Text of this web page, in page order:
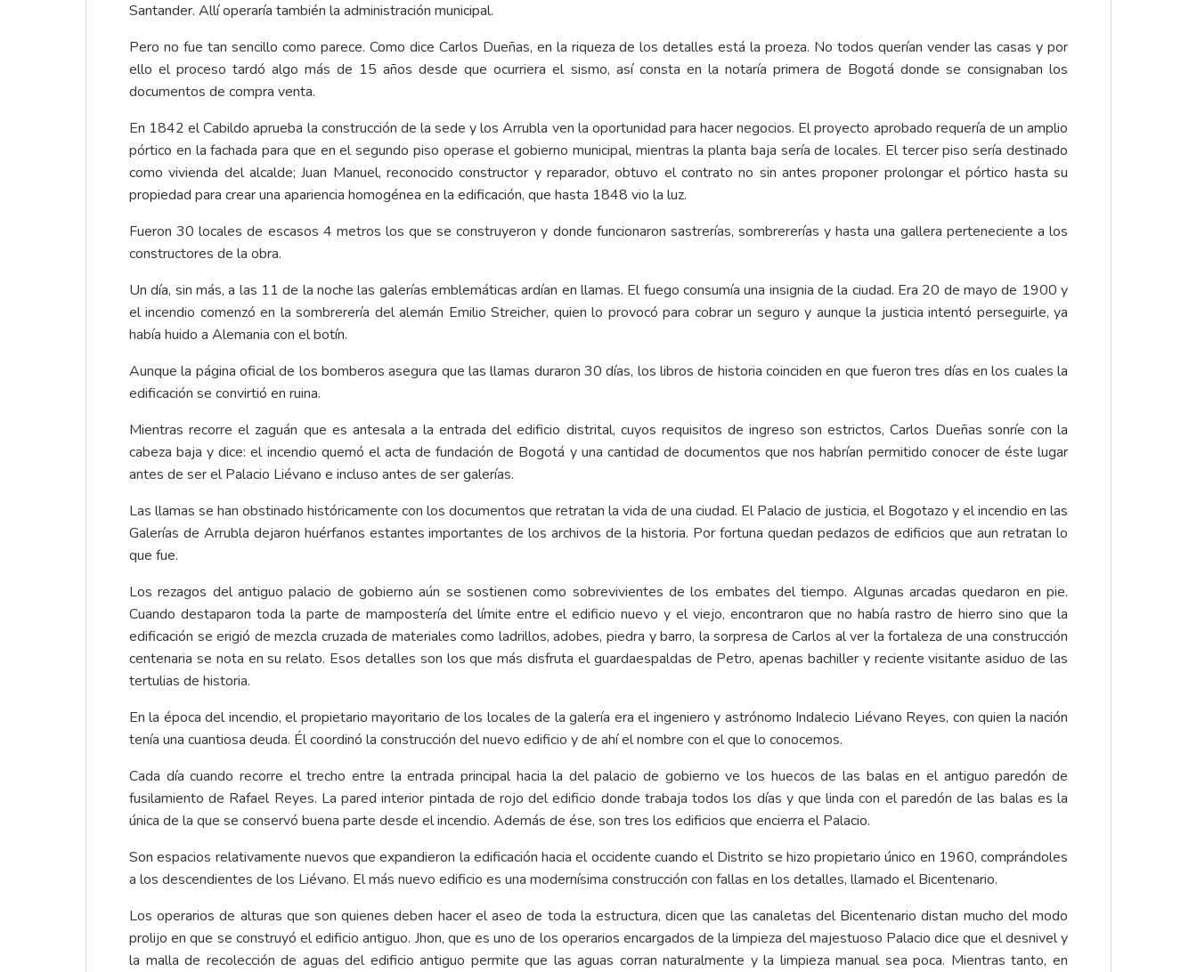
Santander. Allí operaría también la administración municipal.
Pero no fue tan sencillo como parece. Como dice Carlos Dueñas, en la riqueza de los detalles está la proeza. No todos querían vender las casas y por
ello el proceso tardó algo más de 15 años desde que ocurriera el sismo, así consta en la notaría primera de Bogotá donde se consignaban los
documentos de compra venta.
En 1842 el Cabildo aprueba la construcción de la sede y los Arrubla ven la oportunidad para hacer negocios. El proyecto aprobado requería de un amplio
pórtico en la fachada para que en el segundo piso operase el gobierno municipal, mientras la planta baja sería de locales. El tercer piso sería destinado
como vivienda del alcalde; Juan Manuel, reconocido constructor y reparador, obtuvo el contrato no sin antes proponer prolongar el pórtico hasta su
propiedad para crear una apariencia homogénea en la edificación, que hasta 1848 vio la luz.
Fueron 30 locales de escasos 4 metros los que se construyeron y donde funcionaron sastrerías, sombrererías y hasta una gallera perteneciente a los
constructores de la obra.
Un día, sin más, a las 11 de la noche las galerías emblemáticas ardían en llamas. El fuego consumía una insignia de la ciudad. Era 20 de mayo de 1900 y
el incendio comenzó en la sombrerería del alemán Emilio Streicher, quien lo provocó para cobrar un seguro y aunque la justicia intentó perseguirle, ya
había huido a Alemania con el botín.
Aunque la página oficial de los bomberos asegura que las llamas duraron 30 días, los libros de historia coinciden en que fueron tres días en los cuales la
edificación se convirtió en ruina.
Mientras recorre el zaguán que es antesala a la entrada del edificio distrital, cuyos requisitos de ingreso son estrictos, Carlos Dueñas sonríe con la
cabeza baja y dice: el incendio quemó el acta de fundación de Bogotá y una cantidad de documentos que nos habrían permitido conocer de éste lugar
antes de ser el Palacio Liévano e incluso antes de ser galerías.
Las llamas se han obstinado históricamente con los documentos que retratan la vida de una ciudad. El Palacio de justicia, el Bogotazo y el incendio en las
Galerías de Arrubla dejaron huérfanos estantes importantes de los archivos de la historia. Por fortuna quedan pedazos de edificios que aun retratan lo
que fue.
Los rezagos del antiguo palacio de gobierno aún se sostienen como sobrevivientes de los embates del tiempo. Algunas arcadas quedaron en pie.
Cuando destaparon toda la parte de mampostería del límite entre el edificio nuevo y el viejo, encontraron que no había rastro de hierro sino que la
edificación se erigió de mezcla cruzada de materiales como ladrillos, adobes, piedra y barro, la sorpresa de Carlos al ver la fortaleza de una construcción
centenaria se nota en su relato. Esos detalles son los que más disfruta el guardaespaldas de Petro, apenas bachiller y reciente visitante asiduo de las
tertulias de historia.
En la época del incendio, el propietario mayoritario de los locales de la galería era el ingeniero y astrónomo Indalecio Liévano Reyes, con quien la nación
tenía una cuantiosa deuda. Él coordinó la construcción del nuevo edificio y de ahí el nombre con el que lo conocemos.
Cada día cuando recorre el trecho entre la entrada principal hacia la del palacio de gobierno ve los huecos de las balas en el antiguo paredón de
fusilamiento de Rafael Reyes. La pared interior pintada de rojo del edificio donde trabaja todos los días y que linda con el paredón de las balas es la
única de la que se conservó buena parte desde el incendio. Además de ése, son tres los edificios que encierra el Palacio.
Son espacios relativamente nuevos que expandieron la edificación hacia el occidente cuando el Distrito se hizo propietario único en 1960, comprándoles
a los descendientes de los Liévano. El más nuevo edificio es una modernísima construcción con fallas en los detalles, llamado el Bicentenario.
Los operarios de alturas que son quienes deben hacer el aseo de toda la estructura, dicen que las canaletas del Bicentenario distan mucho del modo
prolijo en que se construyó el edificio antiguo. Jhon, que es uno de los operarios encargados de la limpieza del majestuoso Palacio dice que el desnivel y
la malla de recolección de aguas del edificio antiguo permite que las aguas corran naturalmente y la limpieza manual sea poca. Mientras tanto, en